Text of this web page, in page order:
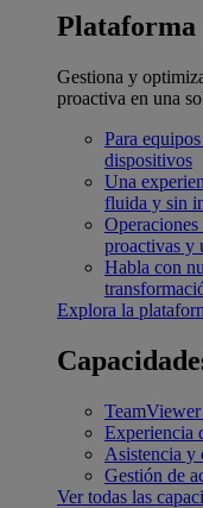
Plataforma
Gestiona y
proactiva en una
Para
dispositivos
Una
fluida y sin
proactivas y
Habla con
Explora la
Experiencia
Asistencia y
Gestión de
Ver todas las